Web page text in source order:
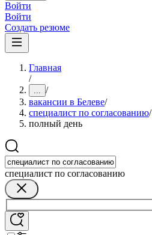
Войти
Войти
Создать резюме
Главная
/
... /
вакансии в Белеве/
специалист по согласованию/
полный день
специалист по согласованию